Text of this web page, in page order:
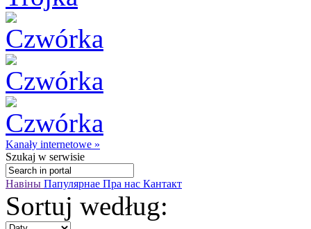
Kanały internetowe »
Szukaj w serwisie
Навіны Папулярнае Пра нас Кантакт
Sortuj według: